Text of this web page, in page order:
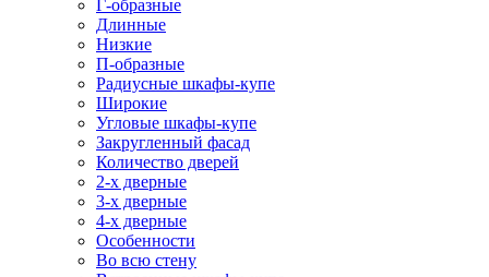
Г-образные
Длинные
Низкие
П-образные
Радиусные шкафы-купе
Широкие
Угловые шкафы-купе
Закругленный фасад
Количество дверей
2-х дверные
3-х дверные
4-х дверные
Особенности
Во всю стену